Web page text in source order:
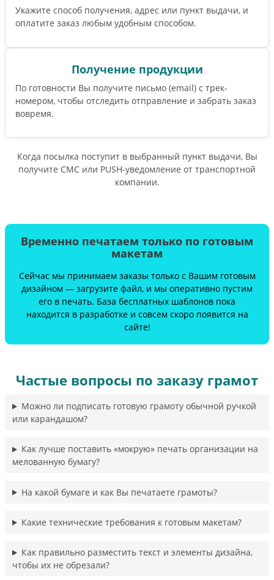
Укажите способ получения, адрес или пункт выдачи, и
оплатите заказ любым удобным способом.
Получение продукции
По готовности Вы получите письмо (email) c трек-
номером, чтобы отследить отправление и забрать заказ
вовремя.
Когда посылка поступит в выбранный пункт выдачи, Вы
получите СМС или PUSH-уведомление от транспортной
компании.
Временно печатаем только по готовым
макетам
Сейчас мы принимаем заказы только с Вашим готовым
дизайном — загрузите файл, и мы оперативно пустим
его в печать. База бесплатных шаблонов пока
находится в разработке и совсем скоро появится на
сайте!
Частые вопросы по заказу грамот
Можно ли подписать готовую грамоту обычной ручкой
или карандашом?
Как лучше поставить «мокрую» печать организации на
мелованную бумагу?
На какой бумаге и как Вы печатаете грамоты?
Какие технические требования к готовым макетам?
Как правильно разместить текст и элементы дизайна,
чтобы их не обрезали?